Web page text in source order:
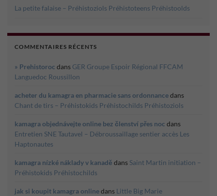
La petite falaise – Préhistoziols Préhistoteens Préhistoolds
COMMENTAIRES RÉCENTS
» Prehistoroc dans GER Groupe Espoir Régional FFCAM
Languedoc Roussillon
acheter du kamagra en pharmacie sans ordonnancedans
Chant de tirs – Préhistokids Préhistochilds Préhistoziols
kamagra objednávejte online bez členství přes noc dans
Entretien SNE Tautavel – Débroussaillage sentier accès Les
Haptonautes
kamagra nízké náklady v kanadě dans Saint Martin initiation –
Préhistokids Préhistochilds
jak si koupit kamagra onlinedans Little Big Marie